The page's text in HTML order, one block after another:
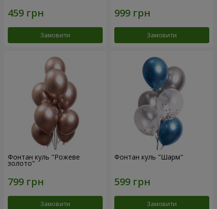
Замовити Замовити
Фонтан куль "Рожеве
золото"
Замовити
Фонтан куль "Шарм"
Замовити